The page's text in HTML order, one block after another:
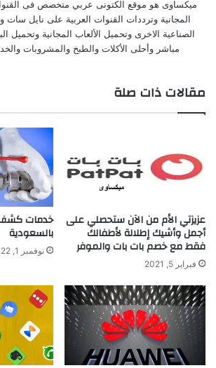
ميكساوى هو موقع الكتونى عربي متخصص فى
المجانية وترددات القنوات العربية على نايل سات
الصناعية الاخرى وتحميل الألعاب المجانية وتحميل
مباشر وأحلى الأكلات والطبخ والمشروبات
مقالات ذات صلة
عزيزتي الأم من الآن ستحصلي على
أجمل وأشيك إطلالة لأطفالك
فقط مع خصم بات بات والموفر
فبراير 5, 2021
خدمات كشف
بالسعودية
نوفمبر 1, 2022